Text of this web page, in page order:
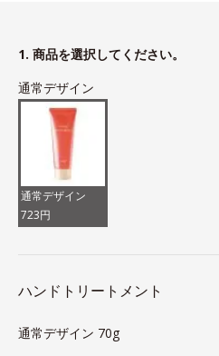
1. 商品を選択してください。
通常デザイン
通常デザイン
723円
ハンドトリートメント
通常デザイン 70g